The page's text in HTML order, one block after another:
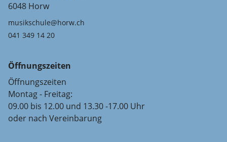
6048 Horw
musikschule@horw.ch
041 349 14 20
Öffnungszeiten
Öffnungszeiten
Montag - Freitag:
09.00 bis 12.00 und 13.30 -17.00 Uhr
oder nach Vereinbarung